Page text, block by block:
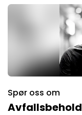
Spør oss om